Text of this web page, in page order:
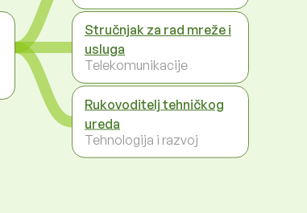
Stručnjak za rad mreže i
usluga
Telekomunikacije
Rukovoditelj tehničkog
ureda
Tehnologija i razvoj